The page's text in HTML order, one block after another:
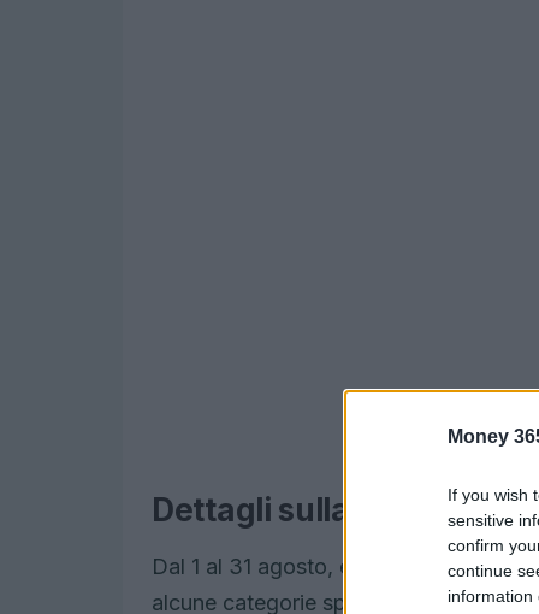
Money
If you wish
sensitive
confirm
continue
information
Dettagli sulla
Dal 1 al 31 agosto, e similmente nel
alcune categorie specifiche di